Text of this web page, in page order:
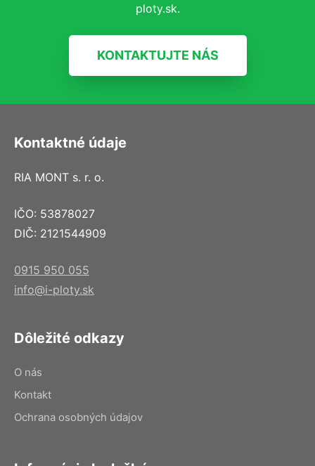
ploty.sk.
KONTAKTUJTE NÁS
Kontaktné údaje
RIA MONT s. r. o.
IČO: 53878027
DIČ: 2121544909
0915 950 055
info@i-ploty.sk
Dôležité odkazy
O nás
Kontakt
Ochrana osobných údajov